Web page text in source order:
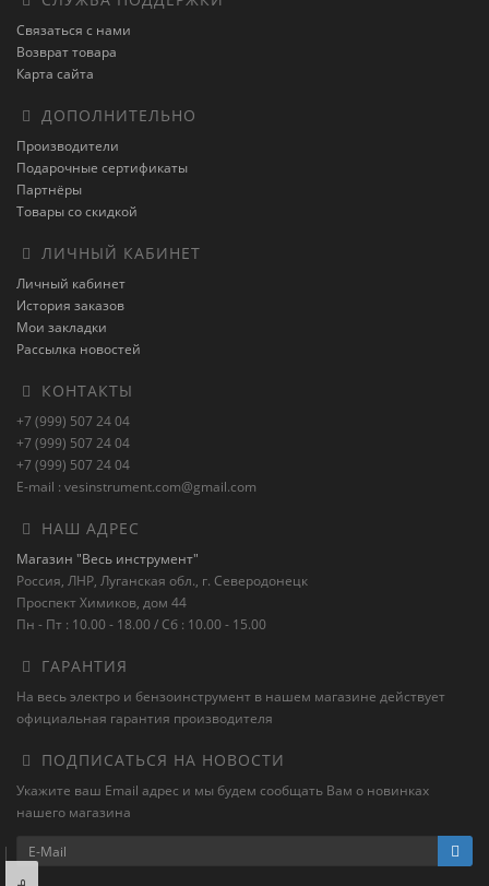
Связаться с нами
Возврат товара
Карта сайта
ДОПОЛНИТЕЛЬНО
Производители
Подарочные сертификаты
Партнёры
Товары со скидкой
ЛИЧНЫЙ КАБИНЕТ
Личный кабинет
История заказов
Мои закладки
Рассылка новостей
КОНТАКТЫ
+7 (999) 507 24 04
+7 (999) 507 24 04
+7 (999) 507 24 04
E-mail : vesinstrument.com@gmail.com
НАШ АДРЕС
Магазин "Весь инструмент"
Россия, ЛНР, Луганская обл., г. Северодонецк
Проспект Химиков, дом 44
Пн - Пт : 10.00 - 18.00 / Сб : 10.00 - 15.00
ГАРАНТИЯ
На весь электро и бензоинструмент в нашем магазине действует
официальная гарантия производителя
ПОДПИСАТЬСЯ НА НОВОСТИ
Укажите ваш Email адрес и мы будем сообщать Вам о новинках
нашего магазина